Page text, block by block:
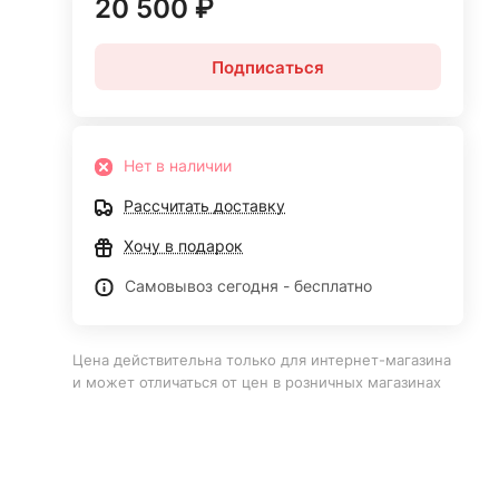
20 500 ₽
Подписаться
Нет в наличии
Рассчитать доставку
Хочу в подарок
Самовывоз сегодня - бесплатно
Цена действительна только для интернет-магазина
и может отличаться от цен в розничных магазинах